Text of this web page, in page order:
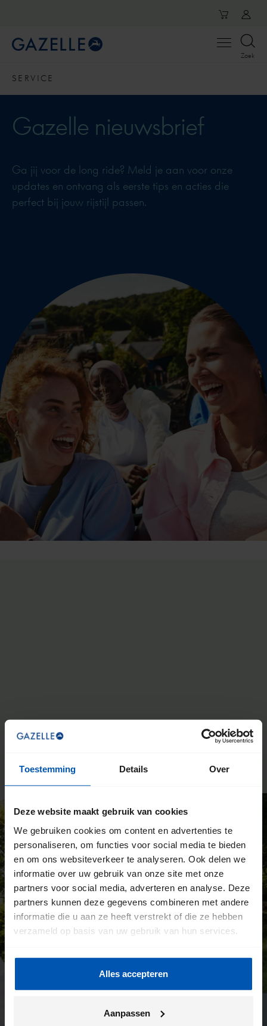
Toestemming Details Over
Deze website maakt gebruik van cookies
We gebruiken cookies om content en advertenties te
personaliseren, om functies voor social media te bieden
en om ons websiteverkeer te analyseren. Ook delen we
informatie over uw gebruik van onze site met onze
partners voor social media, adverteren en analyse. Deze
partners kunnen deze gegevens combineren met andere
informatie die u aan ze heeft verstrekt of die ze hebben
verzameld op basis van uw gebruik van hun services.
Alles accepteren
Aanpassen
Open
Zoek
SERVICE
Gazelle nieuwsbrief
Ga jij voor de long ride? Meld je aan voor onze
updates en ontvang als eerste tips en acties die
perfect bij jouw rijstijl passen.